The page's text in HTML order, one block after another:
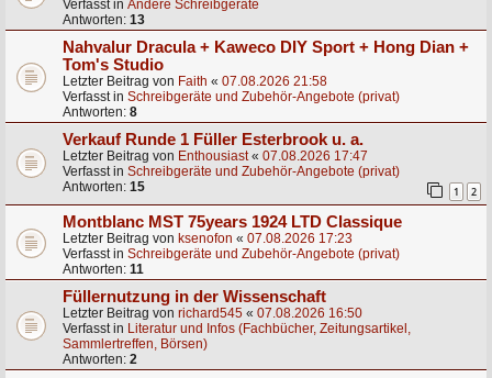
Verfasst in Andere Schreibgeräte
Antworten: 13
Nahvalur Dracula + Kaweco DIY Sport + Hong Dian +
Tom's Studio
Letzter Beitrag von Faith « 07.08.2026 21:58
Verfasst in Schreibgeräte und Zubehör-Angebote (privat)
Antworten: 8
Verkauf Runde 1 Füller Esterbrook u. a.
Letzter Beitrag von Enthousiast« 07.08.2026 17:47
Verfasst in Schreibgeräte und Zubehör-Angebote (privat)
Antworten: 15 1 2
Montblanc MST 75years 1924 LTD Classique
Letzter Beitrag von ksenofon « 07.08.2026 17:23
Verfasst in Schreibgeräte und Zubehör-Angebote (privat)
Antworten: 11
Füllernutzung in der Wissenschaft
Letzter Beitrag von richard545 « 07.08.2026 16:50
Verfasst in Literatur und Infos (Fachbücher, Zeitungsartikel,
Sammlertreffen, Börsen)
Antworten: 2